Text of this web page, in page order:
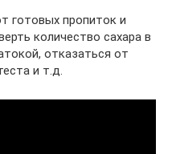
готовых пропиток и
количество сахара в
отказаться от
и т.д.